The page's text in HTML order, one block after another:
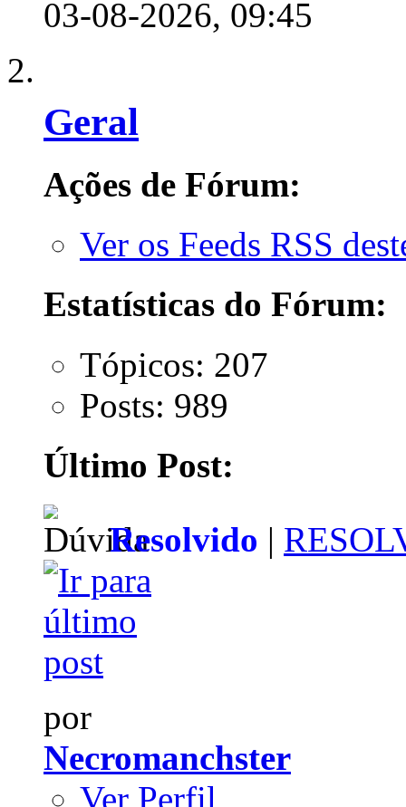
03-08-2026, 09:45
Geral
Ações de Fórum:
Ver os Feeds RSS
Estatísticas do Fórum:
Tópicos: 207
Posts: 989
Último Post:
Resolvido |
por
Necromanchster
Ver Perfil